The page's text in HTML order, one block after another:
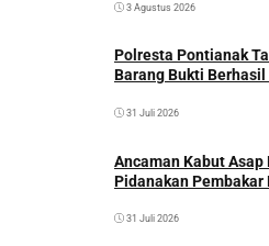
3 Agustus 2026
Polresta Pontianak
Barang Bukti
31 Juli 2026
Ancaman Kabut
Pidanakan Pembakar
31 Juli 2026